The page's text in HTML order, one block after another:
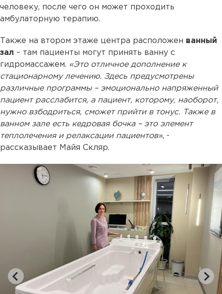
человеку, после чего он может проходить
амбулаторную терапию.
Также на втором этаже центра расположен ванный
зал – там пациенты могут принять ванну с
гидромассажем. «Это отличное дополнение к
стационарному лечению. Здесь предусмотрены
различные программы – эмоционально напряженный
пациент расслабится, а пациент, которому, наоборот,
нужно взбодриться, сможет прийти в тонус. Также в
ванном зале есть кедровая бочка – это элемент
теплолечения и релаксации пациентов», -
рассказывает Майя Скляр.